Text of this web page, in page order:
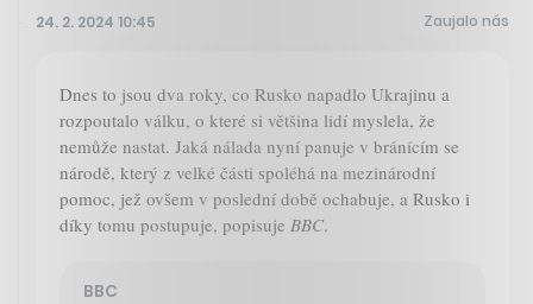
24. 2. 2024 10:45 Zaujalo nás
Dnes to jsou dva roky, co Rusko napadlo Ukrajinu a
rozpoutalo válku, o které si většina lidí myslela, že
nemůže nastat. Jaká nálada nyní panuje v bránícím se
národě, který z velké části spoléhá na mezinárodní
pomoc, jež ovšem v poslední době ochabuje, a Rusko i
díky tomu postupuje, popisuje BBC.
BBC